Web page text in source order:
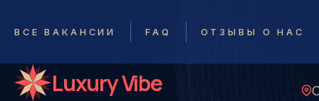
ВСЕ ВАКАНСИИ FAQ ОТЗЫВЫ О НАС
Luxury Vibe